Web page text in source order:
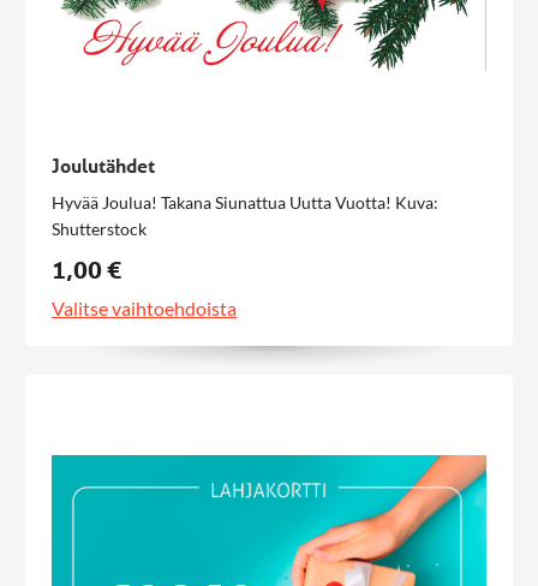
Joulutähdet
Hyvää Joulua! Takana Siunattua Uutta Vuotta! Kuva:
Shutterstock
1,00 €
Valitse vaihtoehdoista